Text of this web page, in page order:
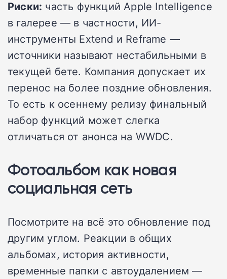
Риски: часть функций Apple Intelligence
в галерее — в частности, ИИ-
инструменты Extend и Reframe —
источники называют нестабильными в
текущей бете. Компания допускает их
перенос на более поздние обновления.
То есть к осеннему релизу финальный
набор функций может слегка
отличаться от анонса на WWDC.
Фотоальбом как новая
социальная сеть
Посмотрите на всё это обновление под
другим углом. Реакции в общих
альбомах, история активности,
временные папки с автоудалением —